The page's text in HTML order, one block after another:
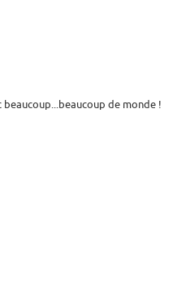
de monde !